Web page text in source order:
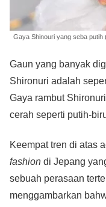
Gaya Shinouri yang seba putih
Gaun yang banyak
Shironuri adalah
Gaya rambut
cerah seperti putih-
Keempat tren di atas
fashion di Jepang
sebuah perasaan
menggambarkan